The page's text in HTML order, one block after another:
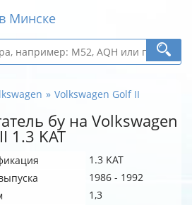
Минске
Volkswagen Golf II
бу на Volkswagen
1.3 KAT
1.3 KAT
1986 - 1992
1,3